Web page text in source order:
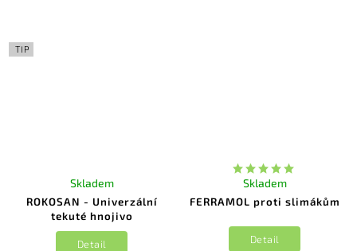
TIP
ROKOSAN - Univerzální
tekuté hnojivo
Skladem
Detail
FERRAMOL proti slimákům
Skladem
Detail